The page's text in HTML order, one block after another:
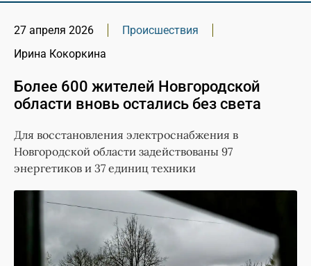
27 апреля 2026
Происшествия
Ирина Кокоркина
Более 600 жителей Новгородской
области вновь остались без света
Для восстановления электроснабжения в
Новгородской области задействованы 97
энергетиков и 37 единиц техники